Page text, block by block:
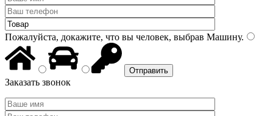
Пожалуйста, докажите, что вы человек, выбрав Машину.
Заказать звонок